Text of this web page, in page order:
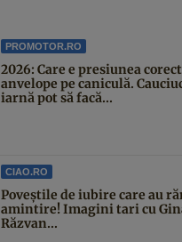
PROMOTOR.RO
2026: Care e presiunea
anvelope pe caniculă.
iarnă pot să facă...
CIAO.RO
Poveştile de iubire care au
amintire! Imagini tari cu
Răzvan...